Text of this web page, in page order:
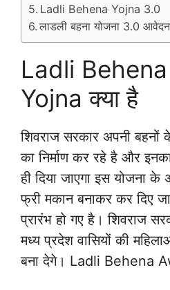
Ladli Behena Yojna 3.0
लाडली बहना योजना 3.0
Ladli
Yojna क्या है
शिवराज सरकार अपनी बहनों
का निर्माण कर रहे है और
ही दिया जाएगा इस योजना के
फ्री मकान बनाकर कर दिए
प्रारंभ हो गए है। शिवराज
मध्य प्रदेश वासियों की
बना देगे। Ladli Behena